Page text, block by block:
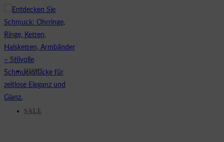
Zum
Inhalt
springen
HOME
SALE